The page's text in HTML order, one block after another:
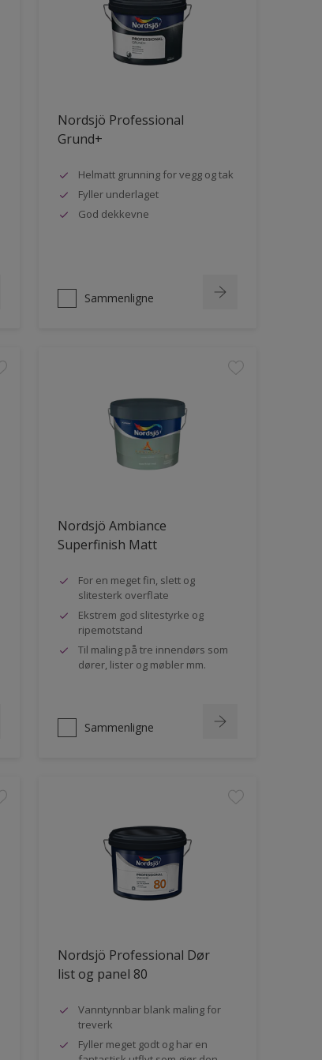
Nordsjö Professional
Grund+
Helmatt grunning for vegg og tak
Fyller underlaget
God dekkevne
Sammenligne
Nordsjö Ambiance
Superfinish Matt
For en meget fin, slett og
slitesterk overflate
Ekstrem god slitestyrke og
ripemotstand
Til maling på tre innendørs som
dører, lister og møbler mm.
Sammenligne
Nordsjö Professional Dør
list og panel 80
Vanntynnbar blank maling for
treverk
Fyller meget godt og har en